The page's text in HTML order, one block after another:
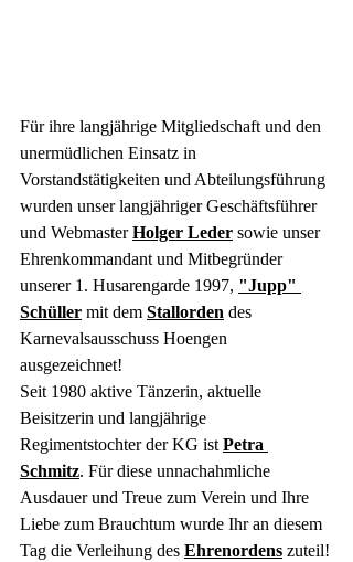
Für ihre langjährige Mitgliedschaft und den
unermüdlichen Einsatz in
Vorstandstätigkeiten und Abteilungsführung
wurden unser langjähriger Geschäftsführer
und Webmaster Holger Leder sowie unser
Ehrenkommandant und Mitbegründer
unserer 1. Husarengarde 1997, "Jupp"
Schüller mit dem Stallorden des
Karnevalsausschuss Hoengen
ausgezeichnet!
Seit 1980 aktive Tänzerin, aktuelle
Beisitzerin und langjährige
Regimentstochter der KG ist Petra
Schmitz. Für diese unnachahmliche
Ausdauer und Treue zum Verein und Ihre
Liebe zum Brauchtum wurde Ihr an diesem
Tag die Verleihung des Ehrenordens zuteil!